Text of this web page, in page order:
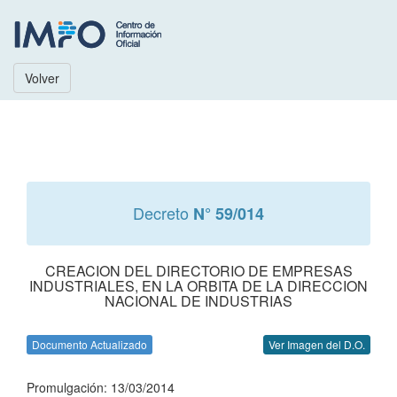
Volver
Decreto N° 59/014
CREACION DEL DIRECTORIO DE EMPRESAS
INDUSTRIALES, EN LA ORBITA DE LA DIRECCION
NACIONAL DE INDUSTRIAS
Documento Actualizado Ver Imagen del D.O.
Promulgación: 13/03/2014